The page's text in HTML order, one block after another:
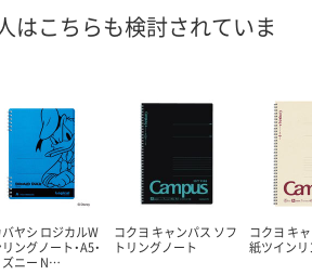
8月24日（月）まで
へ カゴへ カ
はこちらも検討されていま
ヤシ ロジカルW
ングノート・A5・
ズニー N…
コクヨ キャンパス ソフ
トリングノート
コクヨ キ
紙ツイン